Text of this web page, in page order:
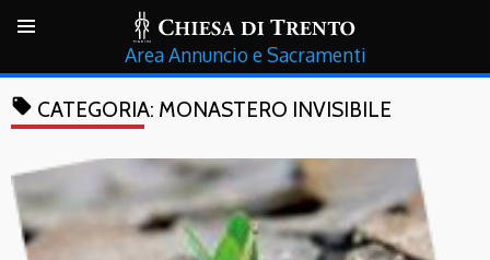
Annuncio e Sacramenti
local_offer CATEGORIA: MONASTERO INVISIBILE